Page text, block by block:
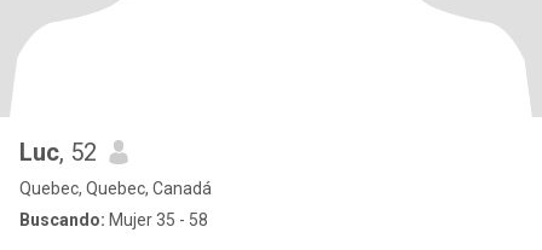
Luc, 52
Quebec, Quebec, Canadá
Buscando: Mujer 35 - 58